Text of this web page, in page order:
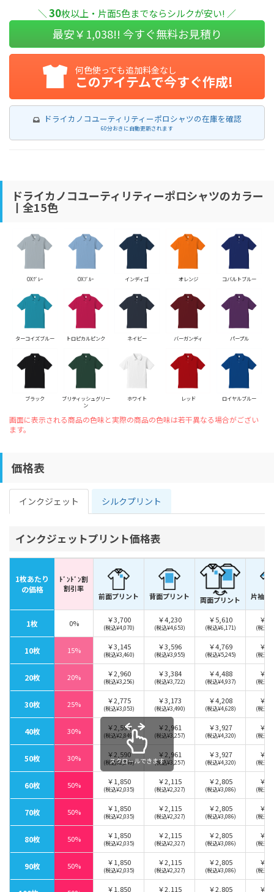
＼ 30枚以上・片面5色までならシルクが安い! ／
最安￥ 1,038!! 今すぐ無料お見積り
何色使っても追加料金なし
このアイテムで今すぐ作成!
ドライカノコユーティリティーポロシャツの在庫を確認
60分おきに自動更新されます
ドライカノコユーティリティーポロシャツのカラー
丨全15色
OXｸﾞﾚｰ OXﾌﾞﾙｰ インディゴ オレンジ コバルトブルー
ターコイズブルー トロピカルピンク ネイビー バーガンディ パープル
ブラック
ブリティッシュグリー
ン
ホワイト レッド ロイヤルブルー
画面に表示される商品の色味と実際の商品の色味は若干異なる場合がござい
ます。
価格表
インクジェット シルクプリント
インクジェットプリント価格表
1枚あたり
の価格
ﾄﾞﾝﾄﾞﾝ割
割引率
前面プリント
背面プリント 両面プリント 片袖プ
1枚 0% ￥3,700
(税込¥4,070)
￥4,230
(税込¥4,653)
￥5,610
(税込¥6,171)
￥
(税込
10枚 15% ￥3,145
(税込¥3,460)
￥3,596
(税込¥3,955)
￥4,769
(税込¥5,245)
￥
(税込
20枚 20% ￥2,960
(税込¥3,256)
￥3,384
(税込¥3,722)
￥4,488
(税込¥4,937)
￥
(税込
30枚 25% ￥2,775
(税込¥3,053)
￥3,173
(税込¥3,490)
￥4,208
(税込¥4,628)
￥
(税込
40枚 30% ￥2,590
(税込¥2,849)
￥2,961
(税込¥3,257)
￥3,927
(税込¥4,320)
￥
(税込
50枚 30% ￥2,590
(税込¥2,849)
￥2,961
(税込¥3,257)
￥3,927
(税込¥4,320)
￥
(税込
60枚 50% ￥1,850
(税込¥2,035)
￥2,115
(税込¥2,327)
￥2,805
(税込¥3,086)
￥
(税込
70枚 50% ￥1,850
(税込¥2,035)
￥2,115
(税込¥2,327)
￥2,805
(税込¥3,086)
￥
(税込
80枚 50% ￥1,850
(税込¥2,035)
￥2,115
(税込¥2,327)
￥2,805
(税込¥3,086)
￥
(税込
90枚 50% ￥1,850
(税込¥2,035)
￥2,115
(税込¥2,327)
￥2,805
(税込¥3,086)
￥
(税込
￥1,850 ￥2,115 ￥2,805 ￥
スクロールできます